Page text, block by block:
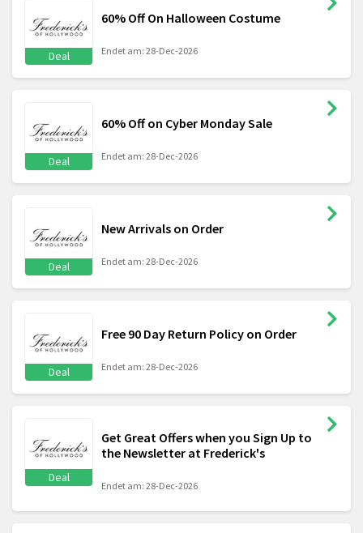
Deal
60% Off On Halloween Costume
Endet am: 28-Dec-2026
Deal
60% Off on Cyber Monday Sale
Endet am: 28-Dec-2026
Deal
New Arrivals on Order
Endet am: 28-Dec-2026
Deal
Free 90 Day Return Policy on Order
Endet am: 28-Dec-2026
Deal
Get Great Offers when you Sign Up to
the Newsletter at Frederick's
Endet am: 28-Dec-2026